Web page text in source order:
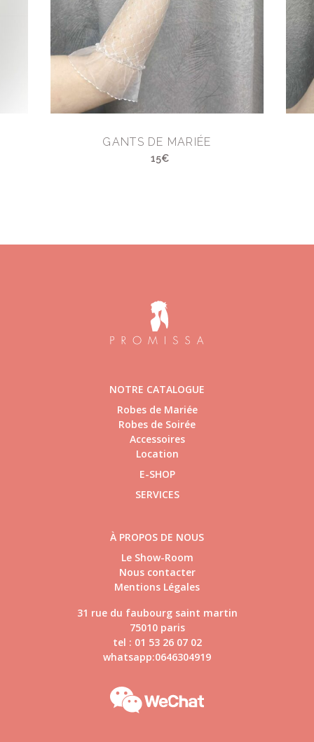
GANTS DE MARIÉE
15€
NOTRE CATALOGUE
Robes de Mariée
Robes de Soirée
Accessoires
Location
E-SHOP
SERVICES
À PROPOS DE NOUS
Le Show-Room
Nous contacter
Mentions Légales
31 rue du faubourg saint martin
75010 paris
tel : 01 53 26 07 02
whatsapp:0646304919